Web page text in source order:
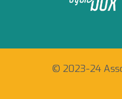
© 2023-24